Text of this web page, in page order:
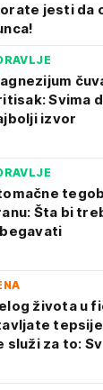
jesti da
Svima
izvor
Šta bi
života u
tepsije
služi za to: